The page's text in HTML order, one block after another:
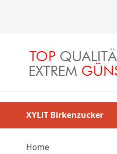
XYLIT Birkenzucker
Home